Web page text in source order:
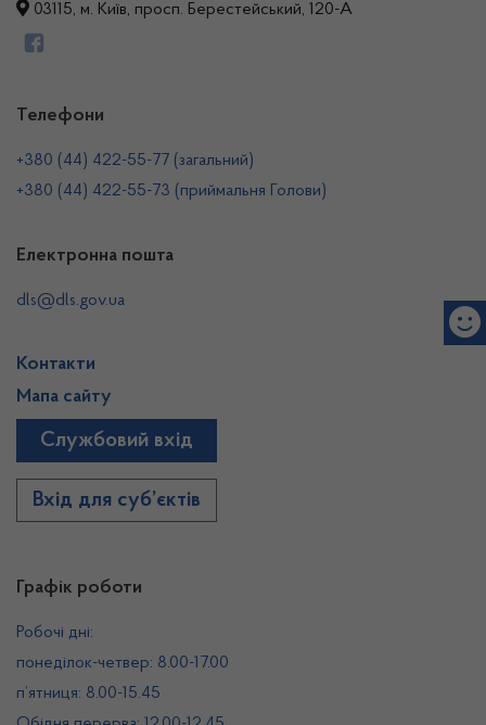
03115, м. Київ, просп. Берестейський, 120-А
Графік роботи
Робочі дні:
понеділок-четвер: 8.00-17.00
п’ятниця: 8.00-15.45
Телефони
+380 (44) 422-55-77 (загальний)
+380 (44) 422-55-73 (приймальня Голови)
Електронна пошта
dls@dls.gov.ua
Контакти
Мапа сайту
Службовий вхід
Вхід для суб’єктів